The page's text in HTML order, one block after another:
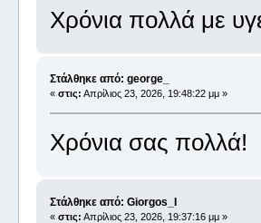
Χρόνια πολλά με
Στάλθηκε από: george_
« στις: Απρίλιος 23, 2026, 19:48:22 μμ »
Χρόνια σας πολλά!
Στάλθηκε από: Giorgos_I
« στις: Απρίλιος 23, 2026, 19:37:16 μμ »